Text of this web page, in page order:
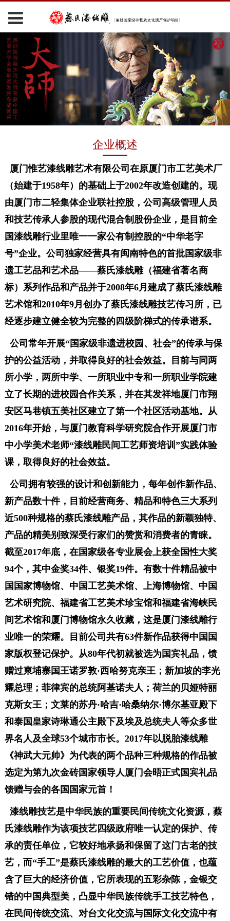
企业概述
厦门惟艺漆线雕艺术有限公司在原厦门市工艺美术厂
（始建于1958年）的基础上于2002年改造创建的。现
由厦门市二轻集体企业联社控股，公司高级管理人员
和技艺传承人参股的现代混合制股份企业，是目前全
国漆线雕行业里唯一一家公有制控股的“中华老字
号”企业。公司独家经营具有闽南特色的首批国家级非
遗工艺品和艺术品——蔡氏漆线雕（福建省著名商
标）系列作品和产品并于2008年6月建成了蔡氏漆线雕
艺术馆和2010年9月创办了蔡氏漆线雕技艺传习所，已
经逐步建立健全较为完整的四级阶梯式的传承谱系。
公司常年开展“国家级非遗进校园、社会”的传承与保
护的公益活动，并取得良好的社会效益。目前与同两
所小学，两所中学、一所职业中专和一所职业学院建
立了长期的进校园合作关系，并在其发祥地厦门市翔
安区马巷镇五美社区建立了第一个社区活动基地。从
2016年开始，与厦门教育科学研究院合作开展厦门市
中小学美术老师“漆线雕民间工艺师资培训”实践体验
课，取得良好的社会效益。
公司拥有较强的设计和创新能力，每年创作新作品、
新产品数十件，目前经营商务、精品和特色三大系列
近500种规格的蔡氏漆线雕产品，其作品的新颖独特、
产品的精美别致深受行家们的赞赏和消费者的青睐。
截至2017年底，在国家级各专业展会上获全国性大奖
94个，其中金奖34件、银奖19件。有数十件精品被中
国国家博物馆、中国工艺美术馆、上海博物馆、中国
艺术研究院、福建省工艺美术珍宝馆和福建省海峡民
间艺术馆和厦门博物馆永久收藏，这是厦门漆线雕行
业唯一的荣耀。目前公司共有63件新作品获得中国国
家版权登记保护。从80年代初就被选为国宾礼品，馈
赠过柬埔寨国王诺罗敦·西哈努克亲王；新加坡的李光
耀总理；菲律宾的总统阿基诺夫人；荷兰的贝娅特丽
克斯女王；文莱的苏丹·哈吉·哈桑纳尔·博尔基亚殿下
和泰国皇家诗琳通公主殿下及埃及总统夫人等众多世
界名人及全球53个城市市长。2017年以脱胎漆线雕
《神武大元帅》为代表的两个品种三种规格的作品被
选定为第九次金砖国家领导人厦门会晤正式国宾礼品
馈赠与会的各国国家元首！
漆线雕技艺是中华民族的重要民间传统文化资源，蔡
氏漆线雕作为该项技艺四级政府唯一认定的保护、传
承的责任单位，它较好地承扬和保留了这门古老的技
艺，而“手工”是蔡氏漆线雕的最大的工艺价值，也蕴
含了巨大的经济价值，它所表现的五彩杂陈，金银交
错的中国典型美，凸显中华民族传统手工技艺特色，
在民间传统交流、对台文化交流与国际文化交流中有